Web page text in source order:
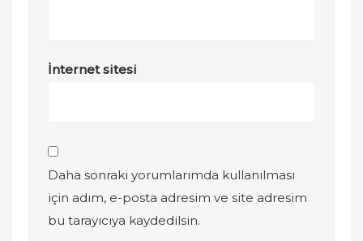
İnternet sitesi
Daha sonraki yorumlarımda kullanılması
için adım, e-posta adresim ve site adresim
bu tarayıcıya kaydedilsin.